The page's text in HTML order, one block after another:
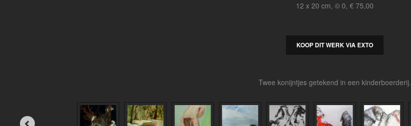
12 x 20 cm, © 0, € 75,00
KOOP DIT WERK VIA EXTO
Twee konijntjes getekend in een kinderboerderij.